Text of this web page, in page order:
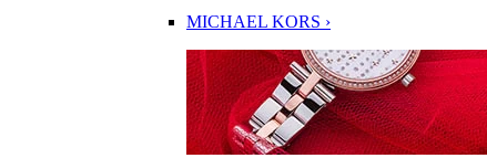
MICHAEL KORS ›